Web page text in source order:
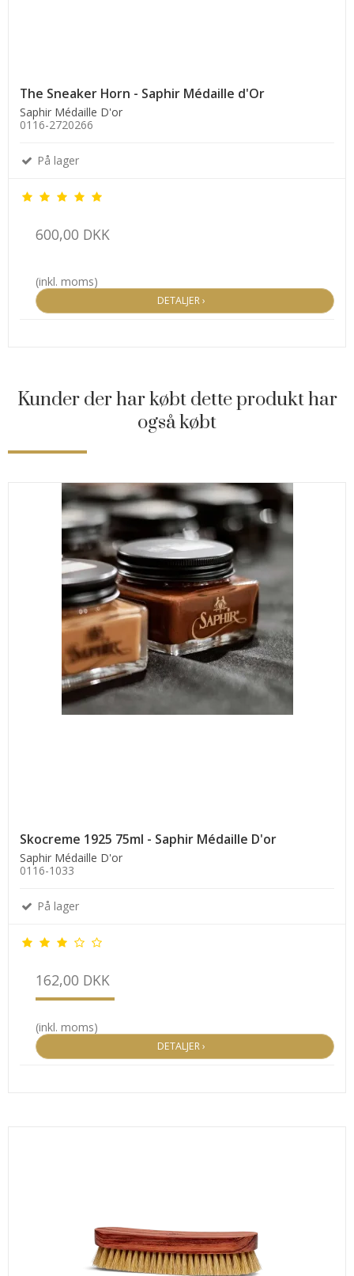
The Sneaker Horn - Saphir Médaille d'Or
Saphir Médaille D'or
0116-2720266
På lager
600,00 DKK
(inkl. moms)
DETALJER ›
Kunder der har købt dette produkt har
også købt
Skocreme 1925 75ml - Saphir Médaille D'or
Saphir Médaille D'or
0116-1033
På lager
162,00 DKK
(inkl. moms)
DETALJER ›